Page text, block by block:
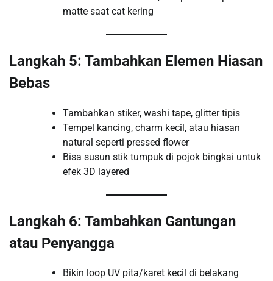
matte saat cat kering
Langkah 5: Tambahkan Elemen Hiasan
Bebas
Tambahkan stiker, washi tape, glitter tipis
Tempel kancing, charm kecil, atau hiasan
natural seperti pressed flower
Bisa susun stik tumpuk di pojok bingkai untuk
efek 3D layered
Langkah 6: Tambahkan Gantungan
atau Penyangga
Bikin loop UV pita/karet kecil di belakang